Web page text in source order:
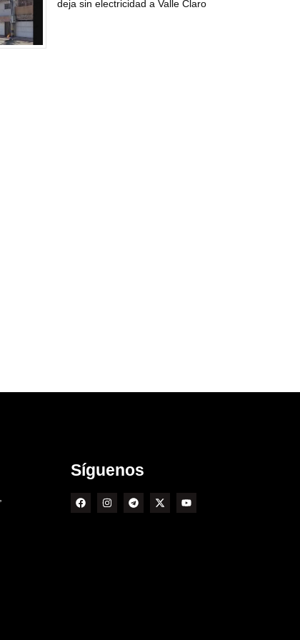
deja sin electricidad a Valle Claro
Síguenos